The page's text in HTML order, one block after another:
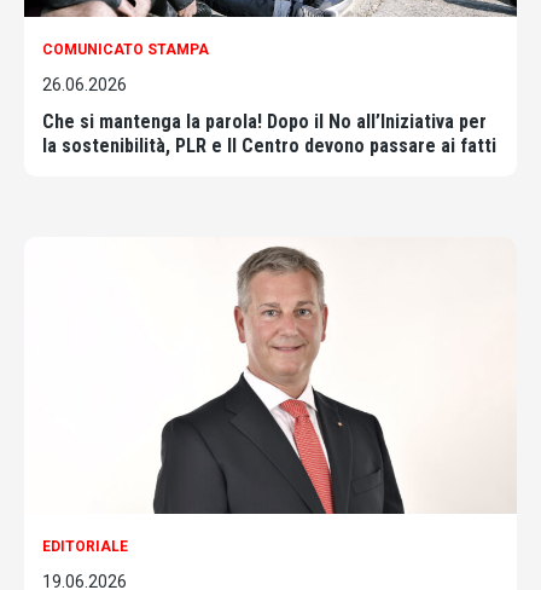
COMUNICATO STAMPA
26.06.2026
Che si mantenga la parola! Dopo il No all’Iniziativa per
la sostenibilità, PLR e Il Centro devono passare ai fatti
EDITORIALE
19.06.2026